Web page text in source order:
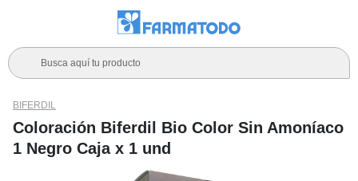
Busca aquí tu producto
BIFERDIL
Coloración Biferdil Bio Color Sin Amoníaco
1 Negro Caja x 1 und